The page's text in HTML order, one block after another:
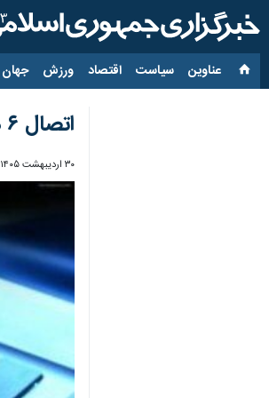
عناوین‌ سیاست اقتصاد ورزش جهان
اتصال ۶ هزار نفر از روستاییان خوزستان به شبکه ملی اطلاعات
۳۰ اردیبهشت ۱۴۰۵، ۱۰:۵۰